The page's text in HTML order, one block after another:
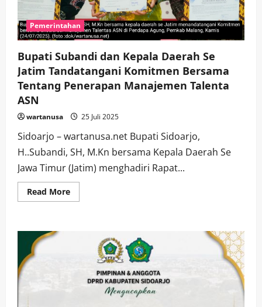
Pemerintahan
Bupati Subandi dan Kepala Daerah Se
Jatim Tandatangani Komitmen Bersama
Tentang Penerapan Manajemen Talenta
ASN
wartanusa 25 Juli 2025
Sidoarjo – wartanusa.net Bupati Sidoarjo,
H..Subandi, SH, M.Kn bersama Kepala Daerah Se
Jawa Timur (Jatim) menghadiri Rapat...
Read MoreRead
more
Daerah
Tandatangani
Komitmen